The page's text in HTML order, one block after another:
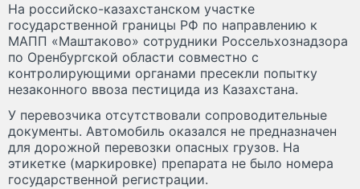
На российско-казахстанском участке
государственной границы РФ по направлению к
МАПП «Маштаково» сотрудники Россельхознадзора
по Оренбургской области совместно с
контролирующими органами пресекли попытку
незаконного ввоза пестицида из Казахстана.
У перевозчика отсутствовали сопроводительные
документы. Автомобиль оказался не предназначен
для дорожной перевозки опасных грузов. На
этикетке (маркировке) препарата не было номера
государственной регистрации.